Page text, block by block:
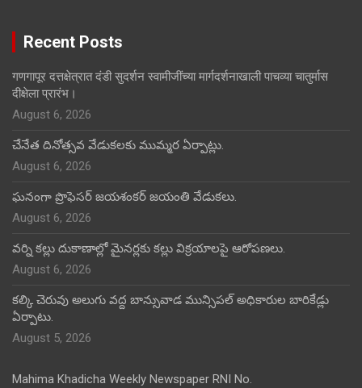
Recent Posts
गणगापूर दत्तक्षेत्रात दंडी सुदर्शन स्वामीजींच्या मार्गदर्शनाखाली पाचव्या चातुर्मास
दीक्षेला प्रारंभ।
August 6, 2026
చేనేత దినోత్సవ వేడుకలకు ముమ్మర ఏర్పాట్లు.
August 6, 2026
ఘనంగా ప్రొఫెసర్ జయశంకర్ జయంతి వేడుకలు.
August 6, 2026
వర్ని కల్లు దుకాణాల్లో మైనర్లకు కల్లు విక్రయాలపై ఆరోపణలు.
August 6, 2026
కల్కి చెరువు అలుగు వద్ద బాన్సువాడ మున్సిపల్ అధికారుల బారికేడ్లు
ఏర్పాటు.
August 5, 2026
Mahima Khadicha Weekly Newspaper RNI No.